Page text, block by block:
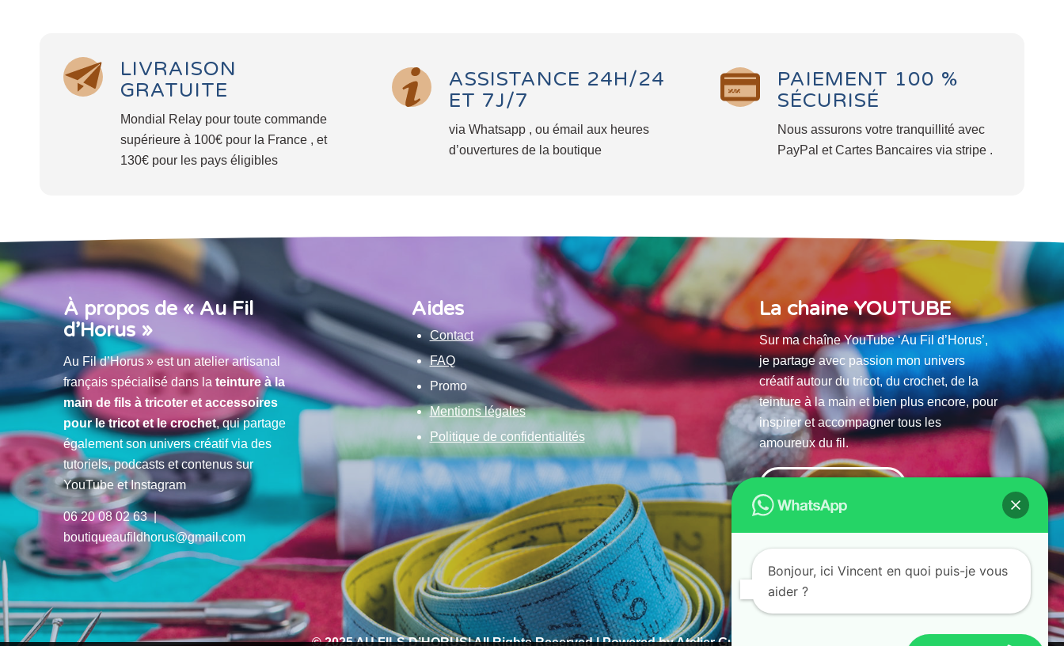
LIVRAISON
GRATUITE
Mondial Relay pour toute commande
supérieure à 100€ pour la France , et
130€ pour les pays éligibles
ASSISTANCE 24H/24
ET 7J/7
via Whatsapp , ou émail aux heures
d’ouvertures de la boutique
PAIEMENT 100 %
SÉCURISÉ
Nous assurons votre tranquillité avec
PayPal et Cartes Bancaires via stripe .
À propos de « Au Fil
d’Horus »
Au Fil d’Horus » est un atelier artisanal
français spécialisé dans la teinture à la
main de fils à tricoter et accessoires
pour le tricot et le crochet, qui partage
également son univers créatif via des
tutoriels, podcasts et contenus sur
YouTube et Instagram
06 20 08 02 63 |
boutiqueaufildhorus@gmail.com
Aides
Contact
FAQ
Promo
Mentions légales
Politique de confidentialités
La chaine YOUTUBE
Sur ma chaîne YouTube ‘Au Fil d’Horus’,
je partage avec passion mon univers
créatif autour du tricot, du crochet, de la
teinture à la main et bien plus encore, pour
inspirer et accompagner tous les
amoureux du fil.
© 2025 AU FILS D’HORUS| All Rights Reserved | Powered by Atelier Guias
Bonjour, ici Vincent en quoi puis-je vous
aider ?